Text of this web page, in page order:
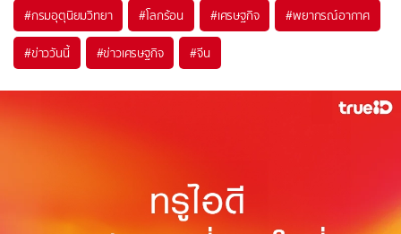
#กรมอุตุนิยมวิทยา #โลกร้อน #เศรษฐกิจ #พยากรณ์อากาศ
#ข่าววันนี้ #ข่าวเศรษฐกิจ #จีน